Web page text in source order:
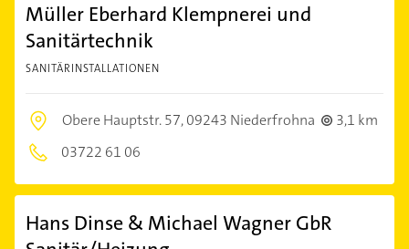
Müller Eberhard Klempnerei und
Sanitärtechnik
SANITÄRINSTALLATIONEN
Obere Hauptstr. 57,09243 Niederfrohna
3,1 km
03722 61 06
Hans Dinse & Michael Wagner GbR